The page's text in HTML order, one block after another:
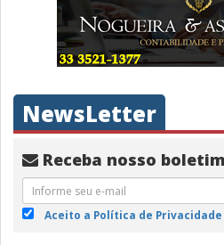
NewsLetter
Receba nosso
Aceito a Política de